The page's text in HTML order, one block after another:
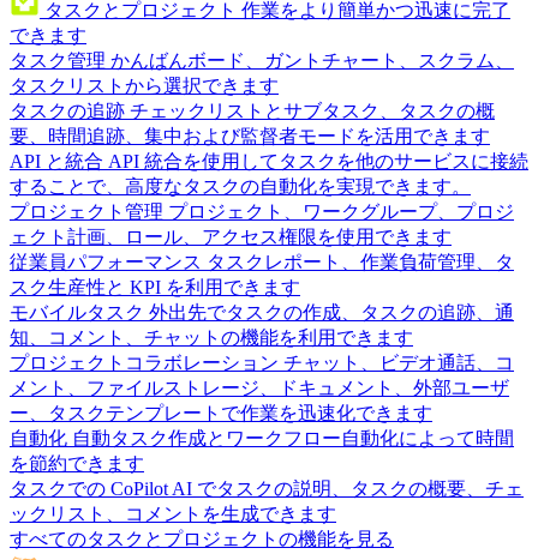
タスクとプロジェクト 作業をより簡単かつ迅速に完了
できます
タスク管理 かんばんボード、ガントチャート、スクラム、
タスクリストから選択できます
タスクの追跡 チェックリストとサブタスク、タスクの概
要、時間追跡、集中および監督者モードを活用できます
API と統合 API 統合を使用してタスクを他のサービスに接続
することで、高度なタスクの自動化を実現できます。
プロジェクト管理 プロジェクト、ワークグループ、プロジ
ェクト計画、ロール、アクセス権限を使用できます
従業員パフォーマンス タスクレポート、作業負荷管理、タ
スク生産性と KPI を利用できます
モバイルタスク 外出先でタスクの作成、タスクの追跡、通
知、コメント、チャットの機能を利用できます
プロジェクトコラボレーション チャット、ビデオ通話、コ
メント、ファイルストレージ、ドキュメント、外部ユーザ
ー、タスクテンプレートで作業を迅速化できます
自動化 自動タスク作成とワークフロー自動化によって時間
を節約できます
タスクでの CoPilot AI でタスクの説明、タスクの概要、チェ
ックリスト、コメントを生成できます
すべてのタスクとプロジェクトの機能を見る